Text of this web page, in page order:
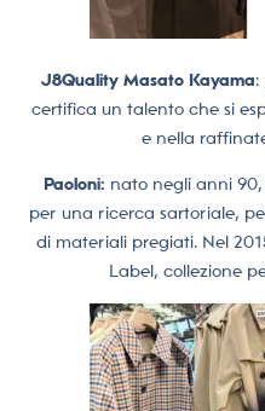
J8Quality Masato Kayama:
certifica un talento che si
e nella
Paoloni: nato negli anni
per una ricerca sartoriale,
di materiali pregiati. Nel
Label, collezione